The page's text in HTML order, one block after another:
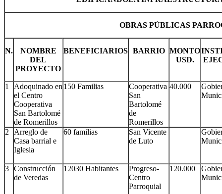
OBRAS PÚBLICAS
N.
NOMBRE
DEL
PROYECTO
BENEFICIARIOS BARRIO MONTO
USD.
1
Adoquinado en
el Centro
Cooperativa
San Bartolomé
de Romerillos
150 Familias
Cooperativa
San
Bartolomé
de
Romerillos
40.000
2
Arreglo de
Casa barrial e
Iglesia
60 familias
San Vicente
de Luto
3 Construcción
de Veredas
12030 Habitantes
Progreso-
Centro
Parroquial
120.000